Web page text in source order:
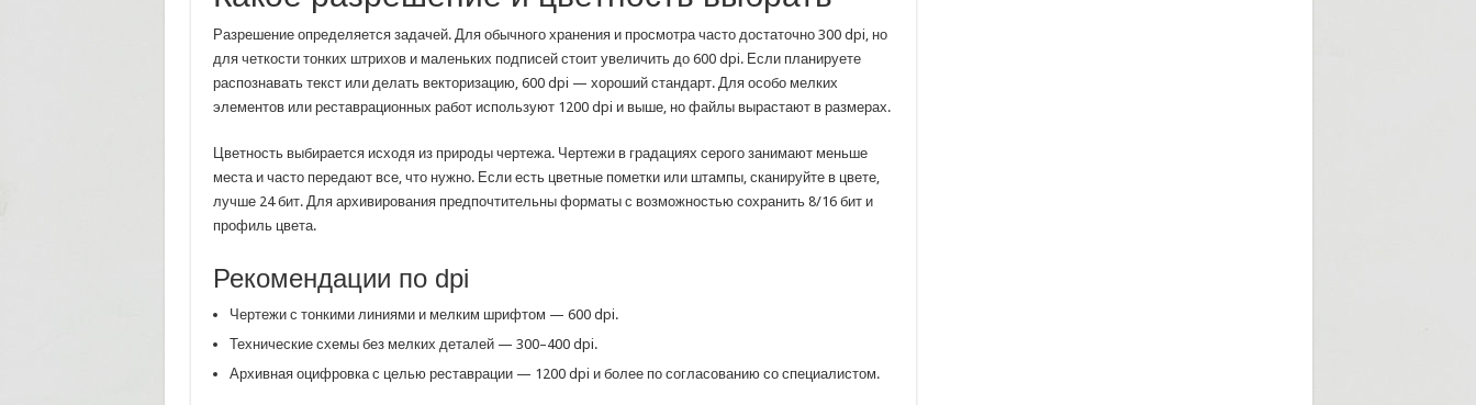
Разрешение определяется задачей. Для обычного хранения и просмотра часто достаточно 300 dpi, но
для четкости тонких штрихов и маленьких подписей стоит увеличить до 600 dpi. Если планируете
распознавать текст или делать векторизацию, 600 dpi — хороший стандарт. Для особо мелких
элементов или реставрационных работ используют 1200 dpi и выше, но файлы вырастают в размерах.
Цветность выбирается исходя из природы чертежа. Чертежи в градациях серого занимают меньше
места и часто передают все, что нужно. Если есть цветные пометки или штампы, сканируйте в цвете,
лучше 24 бит. Для архивирования предпочтительны форматы с возможностью сохранить 8/16 бит и
профиль цвета.
Рекомендации по dpi
Чертежи с тонкими линиями и мелким шрифтом — 600 dpi.
Технические схемы без мелких деталей — 300–400 dpi.
Архивная оцифровка с целью реставрации — 1200 dpi и более по согласованию со специалистом.